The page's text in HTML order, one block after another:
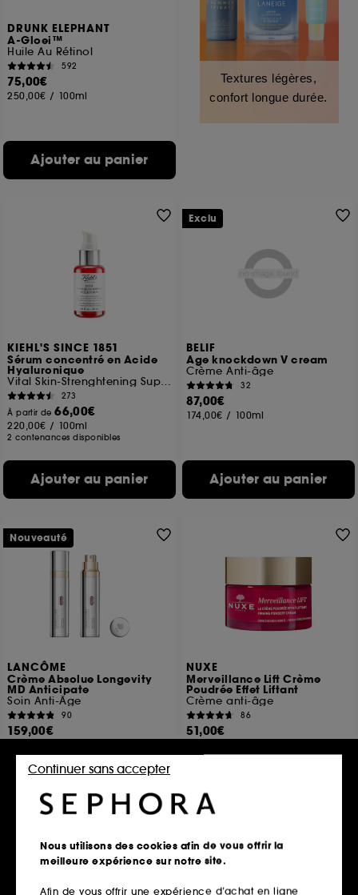
DRUNK ELEPHANT
A-Gloei™
Huile Au Rétinol
592
75,00€
250,00€ / 100ml
Ajouter au panier
Textures légères,
confort longue durée.
KIEHL'S SINCE 1851
Sérum concentré en Acide
Hyaluronique
Vital Skin-Strenghtening Super Serum
273
À partir de66,00€
220,00€ / 100ml
2 contenances disponibles
Ajouter au panier
BELIF
Age knockdown V cream
Crème Anti-âge
32
87,00€
174,00€ / 100ml
Ajouter au panier
Exclu
LANCÔME
Crème Absolue Longevity
MD Anticipate
Soin Anti-Âge
90
159,00€
Ajouter au panier
Nouveauté
NUXE
Merveillance Lift Crème
Poudrée Effet Liftant
Crème anti-âge
86
51,00€
Ajouter au panier
Nous utilisons des cookies afin de vous offrir la
meilleure expérience sur notre site.
Afin de vous offrir une expérience d’achat en ligne
Continuer sans accepter